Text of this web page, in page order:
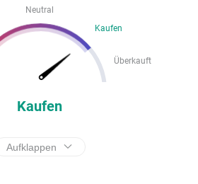
Neutral
Kaufen
Überkauft
Kaufen
Aufklappen